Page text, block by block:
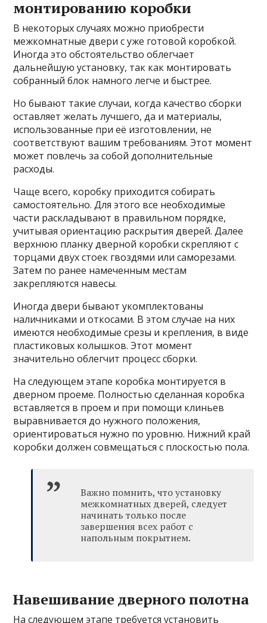
монтированию коробки
В некоторых случаях можно приобрести
межкомнатные двери с уже готовой коробкой.
Иногда это обстоятельство облегчает
дальнейшую установку, так как монтировать
собранный блок намного легче и быстрее.
Но бывают такие случаи, когда качество сборки
оставляет желать лучшего, да и материалы,
использованные при её изготовлении, не
соответствуют вашим требованиям. Этот момент
может повлечь за собой дополнительные
расходы.
Чаще всего, коробку приходится собирать
самостоятельно. Для этого все необходимые
части раскладывают в правильном порядке,
учитывая ориентацию раскрытия дверей. Далее
верхнюю планку дверной коробки скрепляют с
торцами двух стоек гвоздями или саморезами.
Затем по ранее намеченным местам
закрепляются навесы.
Иногда двери бывают укомплектованы
наличниками и откосами. В этом случае на них
имеются необходимые срезы и крепления, в виде
пластиковых колышков. Этот момент
значительно облегчит процесс сборки.
На следующем этапе коробка монтируется в
дверном проеме. Полностью сделанная коробка
вставляется в проем и при помощи клиньев
выравнивается до нужного положения,
ориентироваться нужно по уровню. Нижний край
коробки должен совмещаться с плоскостью пола.
Важно помнить, что установку
межкомнатных дверей, следует
начинать только после
завершения всех работ с
напольным покрытием.
Навешивание дверного полотна
На следующем этапе требуется установить